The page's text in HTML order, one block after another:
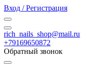
Вход / Регистрация
rich_nails_shop@mail.ru
+79169650872
Обратный звонок